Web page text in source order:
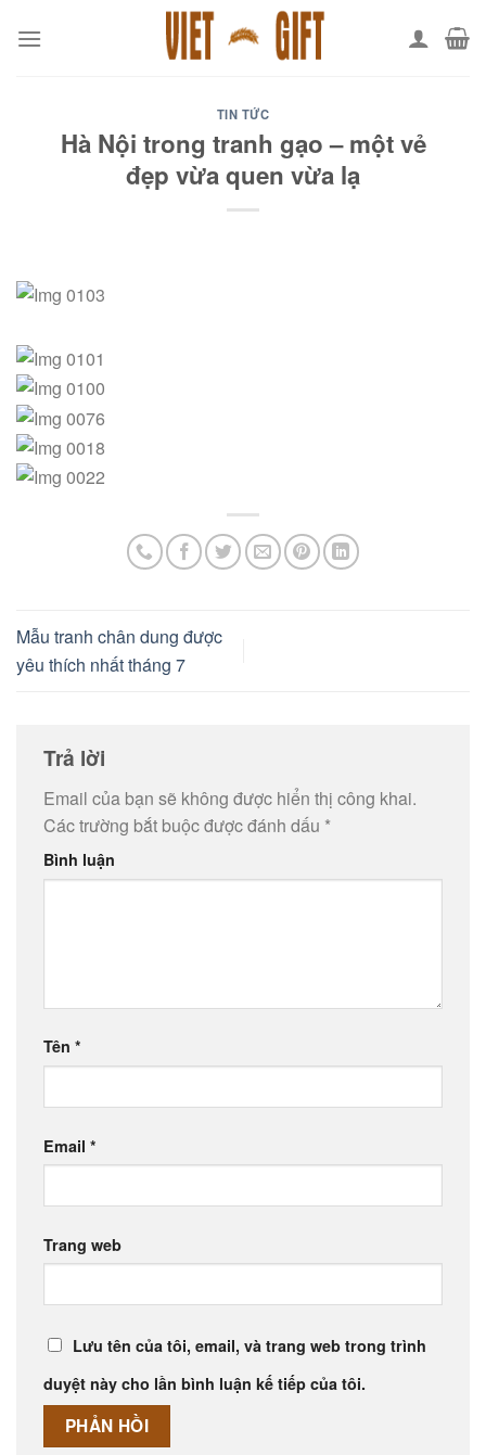
TIN TỨC
Hà Nội trong tranh gạo – một vẻ
đẹp vừa quen vừa lạ
Mẫu tranh chân dung được
yêu thích nhất tháng 7
Trả lời
Email của bạn sẽ không được hiển thị công khai.
Các trường bắt buộc được đánh dấu *
Bình luận
Tên *
Email *
Trang web
Lưu tên của tôi, email, và trang web trong trình
duyệt này cho lần bình luận kế tiếp của tôi.